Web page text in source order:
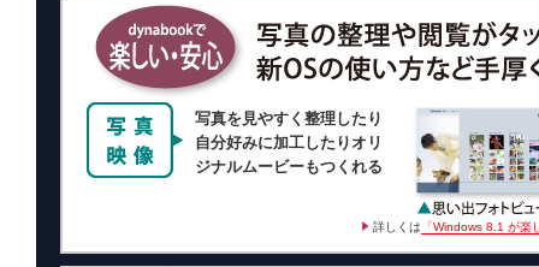
写真を見やすく整理したり
自分好みに加工したりオリ
ジナルムービーもつくれる
詳しくは 「Windows 8.1 が楽